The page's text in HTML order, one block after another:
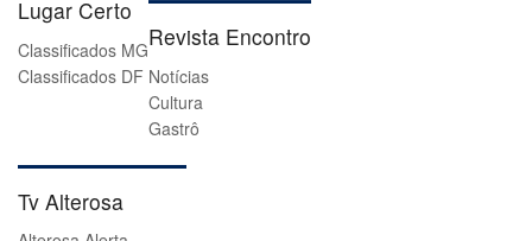
Lugar Certo
Classificados MG
Classificados DF
Revista Encontro
Notícias
Cultura
Gastrô
Tv Alterosa